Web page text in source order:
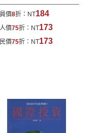
購後48小時內回覆運
郵寄方式寄送到您
價8折： NT184
價75折： NT173
價75折： NT173